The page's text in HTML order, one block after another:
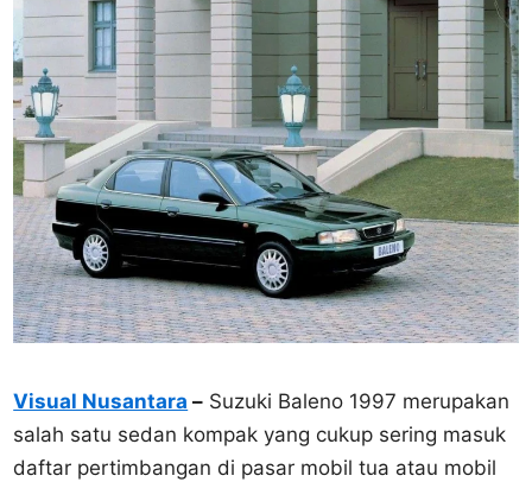
Visual Nusantara – Suzuki Baleno 1997 merupakan
salah satu sedan kompak yang cukup sering masuk
daftar pertimbangan di pasar mobil tua atau mobil